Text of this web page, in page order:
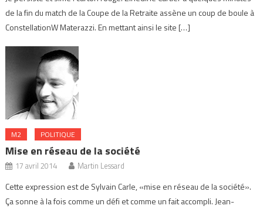
de la fin du match de la Coupe de la Retraite assène un coup de boule à
ConstellationW Materazzi. En mettant ainsi le site […]
M2 POLITIQUE
Mise en réseau de la société
17 avril 2014 Martin Lessard
Cette expression est de Sylvain Carle, «mise en réseau de la société».
Ça sonne à la fois comme un défi et comme un fait accompli. Jean-